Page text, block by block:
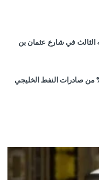
الثالث في شارع عثمان بن
والإمارات يستحوذان على 87% من صادرات النفط الخليجي